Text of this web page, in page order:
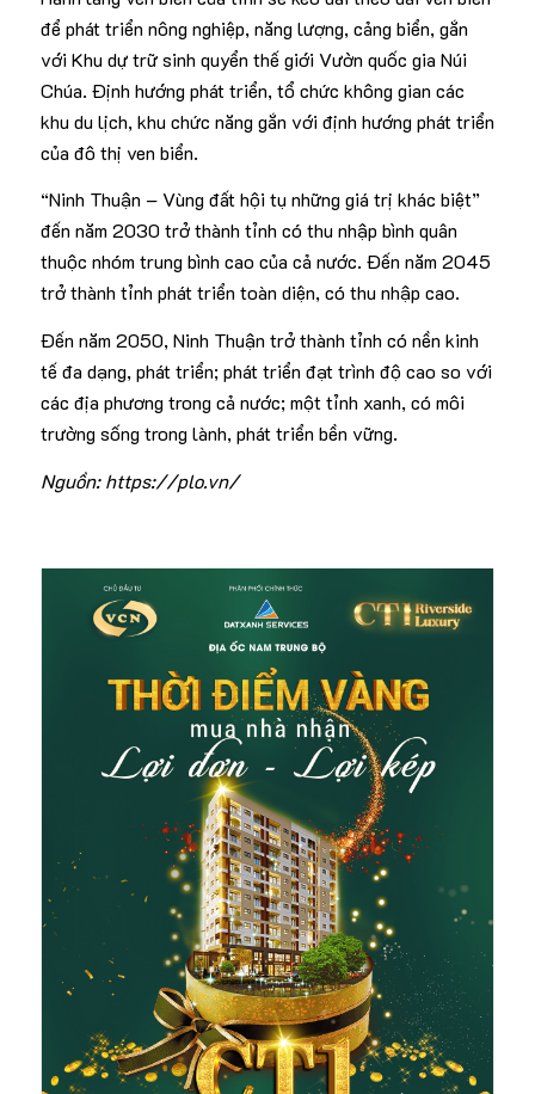
để phát triển nông nghiệp, năng lượng, cảng biển, gắn
với Khu dự trữ sinh quyển thế giới Vườn quốc gia Núi
Chúa. Định hướng phát triển, tổ chức không gian các
khu du lịch, khu chức năng gắn với định hướng phát triển
của đô thị ven biển.
“Ninh Thuận – Vùng đất hội tụ những giá trị khác biệt”
đến năm 2030 trở thành tỉnh có thu nhập bình quân
thuộc nhóm trung bình cao của cả nước. Đến năm 2045
trở thành tỉnh phát triển toàn diện, có thu nhập cao.
Đến năm 2050, Ninh Thuận trở thành tỉnh có nền kinh
tế đa dạng, phát triển; phát triển đạt trình độ cao so với
các địa phương trong cả nước; một tỉnh xanh, có môi
trường sống trong lành, phát triển bền vững.
Nguồn: https://plo.vn/